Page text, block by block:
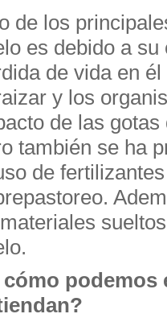
de los
es debido a
de vida en
y los
de las
también se ha
de
cómo podemos